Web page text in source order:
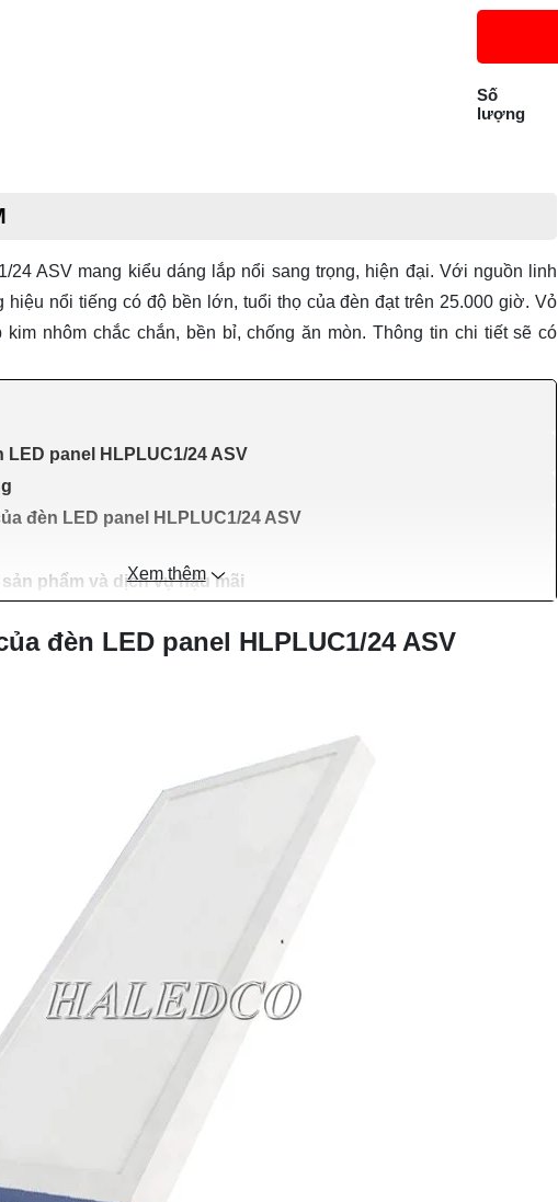
Số
lượng
24 ASV mang kiểu dáng lắp nổi sang trọng, hiện đại. Với nguồn linh
hiệu nổi tiếng có độ bền lớn, tuổi thọ của đèn đạt trên 25.000 giờ. Vỏ
nhôm chắc chắn, bền bỉ, chống ăn mòn. Thông tin chi tiết sẽ có
panel HLPLUC1/24 ASV
đèn LED panel HLPLUC1/24 ASV
phẩm và dịch vụ hậu mãi
Xem thêm
đèn LED panel HLPLUC1/24 ASV